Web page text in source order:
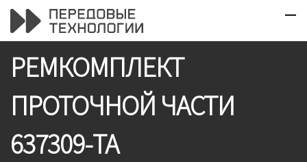
РЕМКОМПЛЕКТ
ПРОТОЧНОЙ ЧАСТИ
637309-TA